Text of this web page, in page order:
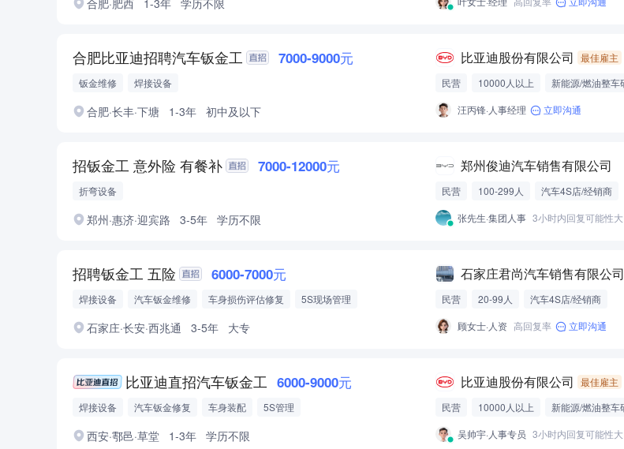
合肥·肥西 1-3年 学历不限
合肥比亚迪招聘汽车钣金工 7000-9000元
钣金维修 焊接设备
合肥·长丰·下塘 1-3年 初中及以下
比亚迪股份有限公司 最佳雇主
民营
10000人以上
汪丙锋·人事经理
立即沟通
招钣金工 意外险 有餐补 7000-12000元
折弯设备
郑州·惠济·迎宾路 3-5年 学历不限
郑州俊迪汽车销售有限公司
民营 100-299人
汽车4S店/经销商
张先生·集团人事 3小时内回复可能性大
招聘钣金工 五险 6000-7000元
焊接设备 汽车钣金维修 车身损伤评估修复 5S现场管理
石家庄·长安·西兆通 3-5年 大专
石家庄君尚汽车销售有限公司
民营 20-99人
汽车4S店/经销商
顾女士·人资 高回复率 立即沟通
比亚迪直招汽车钣金工 6000-9000元
焊接设备 汽车钣金修复 车身装配 5S管理
西安·鄠邑·草堂 1-3年 学历不限
比亚迪股份有限公司 最佳雇主
民营
10000人以上
吴帅宇·人事专员 3小时内回复可能性大